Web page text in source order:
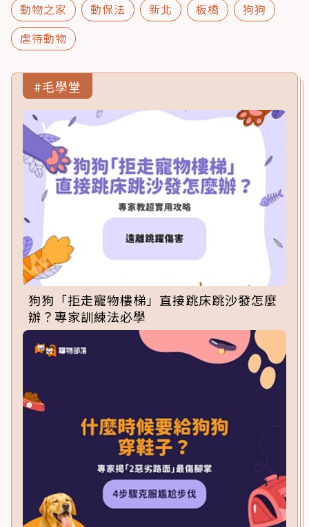
動物之家 動保法 新北 板橋
狗狗
虐待動物
#毛學堂
狗狗「拒走寵物樓梯」直接跳床跳沙發怎麼
辦？專家訓練法必學